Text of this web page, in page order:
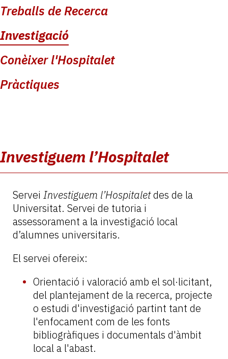
Treballs de Recerca
Investigació
Conèixer l'Hospitalet
Pràctiques
Investiguem l’Hospitalet
Servei Investiguem l’Hospitaletdes de la
Universitat. Servei de tutoria i
assessorament a la investigació local
d’alumnes universitaris.
El servei ofereix:
Orientació i valoració amb el sol·licitant,
del plantejament de la recerca, projecte
o estudi d'investigació partint tant de
l'enfocament com de les fonts
bibliogràfiques i documentals d'àmbit
local a l'abast.